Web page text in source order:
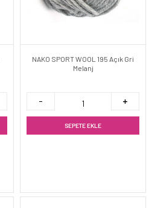
NAKO SPORT WOOL 195 Açık Gri
Melanj
SEPETE EKLE